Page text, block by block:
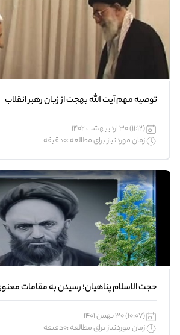
توصیه مهم آیت الله بهجت از زبان رهبر انقلاب
(11:12) 30 اردیبهشت 1402
زمان موردنیاز برای مطالعه :0دقیقه
حجت الاسلام پناهیان؛ رسیدن به مقامات
(10:07) 30 بهمن 1401
زمان موردنیاز برای مطالعه :0دقیقه